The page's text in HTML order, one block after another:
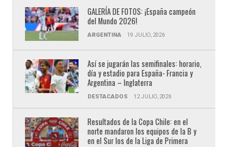
GALERÍA DE FOTOS: ¡España campeón
del Mundo 2026!
ARGENTINA 19 JULIO, 2026
Así se jugarán las semifinales: horario,
día y estadio para España- Francia y
Argentina – Inglaterra
DESTACADOS 12 JULIO, 2026
Resultados de la Copa Chile: en el
norte mandaron los equipos de la B y
en el Sur los de la Liga de Primera